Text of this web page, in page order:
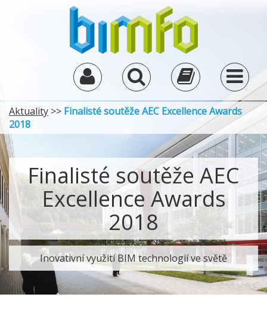
Aktuality >> Finalisté soutěže AEC Excellence Awards
2018
Finalisté soutěže AEC
Excellence Awards
2018
Inovativní využití BIM technologií ve světě